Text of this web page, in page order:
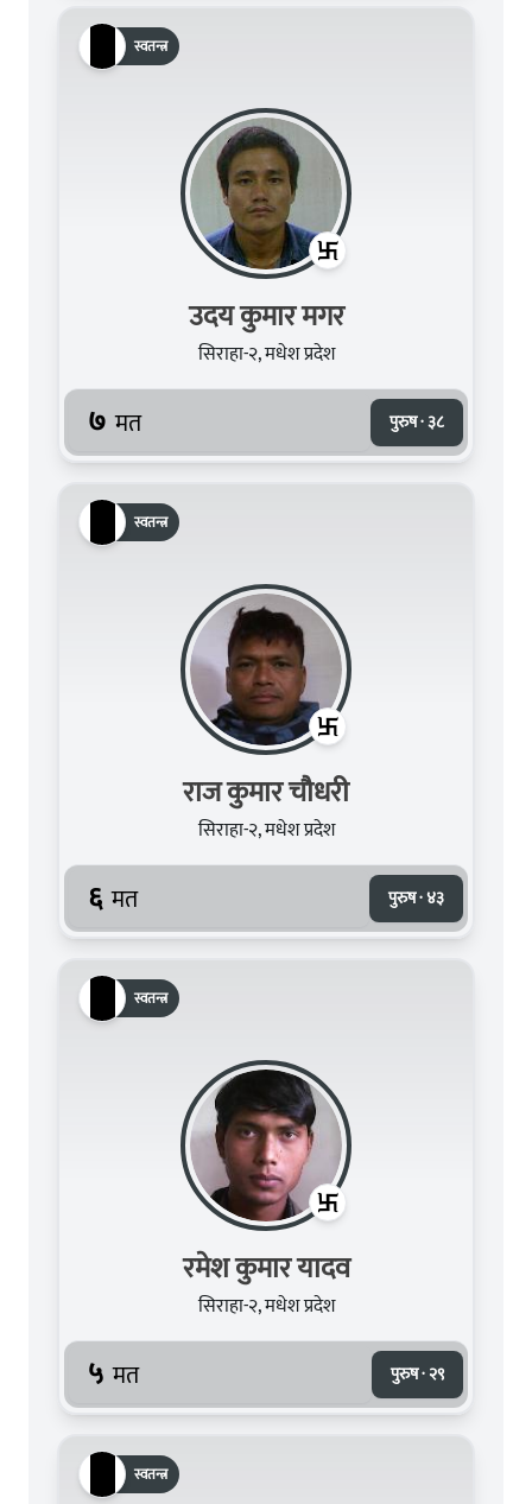
स्वतन्त्र
उदय कुमार मगर
सिराहा-२, मधेश प्रदेश
७ मत पुरुष · ३८
स्वतन्त्र
राज कुमार चौधरी
सिराहा-२, मधेश प्रदेश
६ मत पुरुष · ४३
स्वतन्त्र
रमेश कुमार यादव
सिराहा-२, मधेश प्रदेश
५ मत पुरुष · २९
स्वतन्त्र